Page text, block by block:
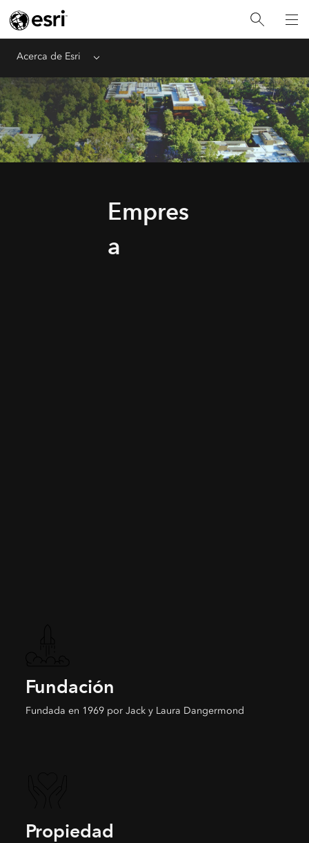
Acerca de Esri Menu
Empres
a
Fundación
Fundada en 1969 por Jack y Laura Dangermond
Propiedad